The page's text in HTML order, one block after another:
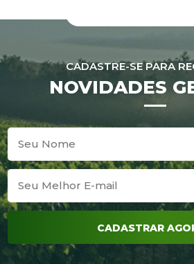
CADASTRE-SE PARA
NOVIDADES
CADASTRAR